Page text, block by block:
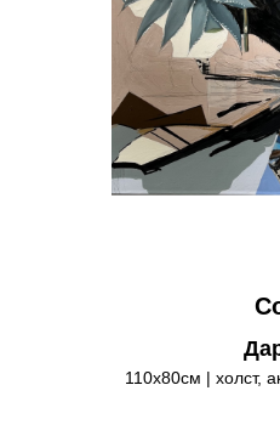
110х80см | холст,